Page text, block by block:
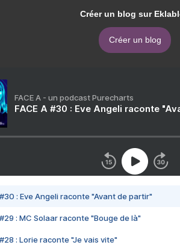
Créer un blog sur
Créer un blog
FACE A - un podcast Purecharts
FACE A #30 : Eve Angeli raconte
#30 : Eve Angeli raconte "Avant de partir"
#29 : MC Solaar raconte "Bouge de là"
#28 : Lorie raconte "Je vais vite"